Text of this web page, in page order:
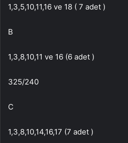
1,3,5,10,11,16 ve 18 ( 7 adet )
B
1,3,8,10,11 ve 16 (6 adet )
325/240
C
1,3,8,10,14,16,17 (7 adet )